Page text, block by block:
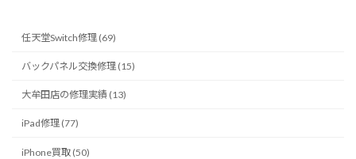
任天堂Switch修理 (69)
バックパネル交換修理 (15)
大牟田店の修理実績 (13)
iPad修理 (77)
iPhone買取 (50)